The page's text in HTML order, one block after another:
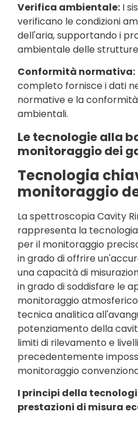
Verifica ambientale: I
verificano le condizioni
dell'aria, supportando i
ambientale delle
Conformità normativa:
completo fornisce i dati
normative e la
ambientali.
Le tecnologie alla
monitoraggio dei
Tecnologia
monitoraggio
La spettroscopia Cavity
rappresenta la
per il monitoraggio
in grado di offrire
una capacità di
in grado di soddisfare le
monitoraggio
tecnica analitica
potenziamento della
limiti di rilevamento e
precedentemente
monitoraggio
I principi della
prestazioni di misura